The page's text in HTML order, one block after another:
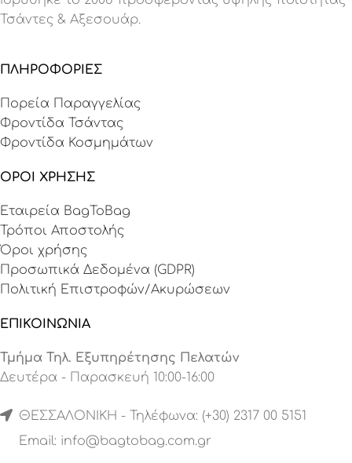
Τσάντες & Αξεσουάρ.
ΠΛΗΡΟΦΟΡΙΕΣ
Πορεία Παραγγελίας
Φροντίδα Τσάντας
Φροντίδα Κοσμημάτων
ΟΡΟΙ ΧΡΗΣΗΣ
Εταιρεία BagToBag
Τρόποι Αποστολής
Όροι χρήσης
Προσωπικά Δεδομένα (GDPR)
Πολιτική Επιστροφών/Ακυρώσεων
ΕΠΙΚΟΙΝΩΝΙΑ
Τμήμα Τηλ. Εξυπηρέτησης Πελατών
Δευτέρα - Παρασκευή 10:00-16:00
ΘΕΣΣΑΛΟΝΙΚΗ - Τηλέφωνα: (+30) 2317 00 5151
Email: info@bagtobag.com.gr